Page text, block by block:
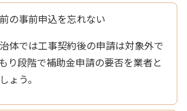
の事前申込を忘れない
体では工事契約後の申請は対象外で
り段階で補助金申請の要否を業者と
ょう。